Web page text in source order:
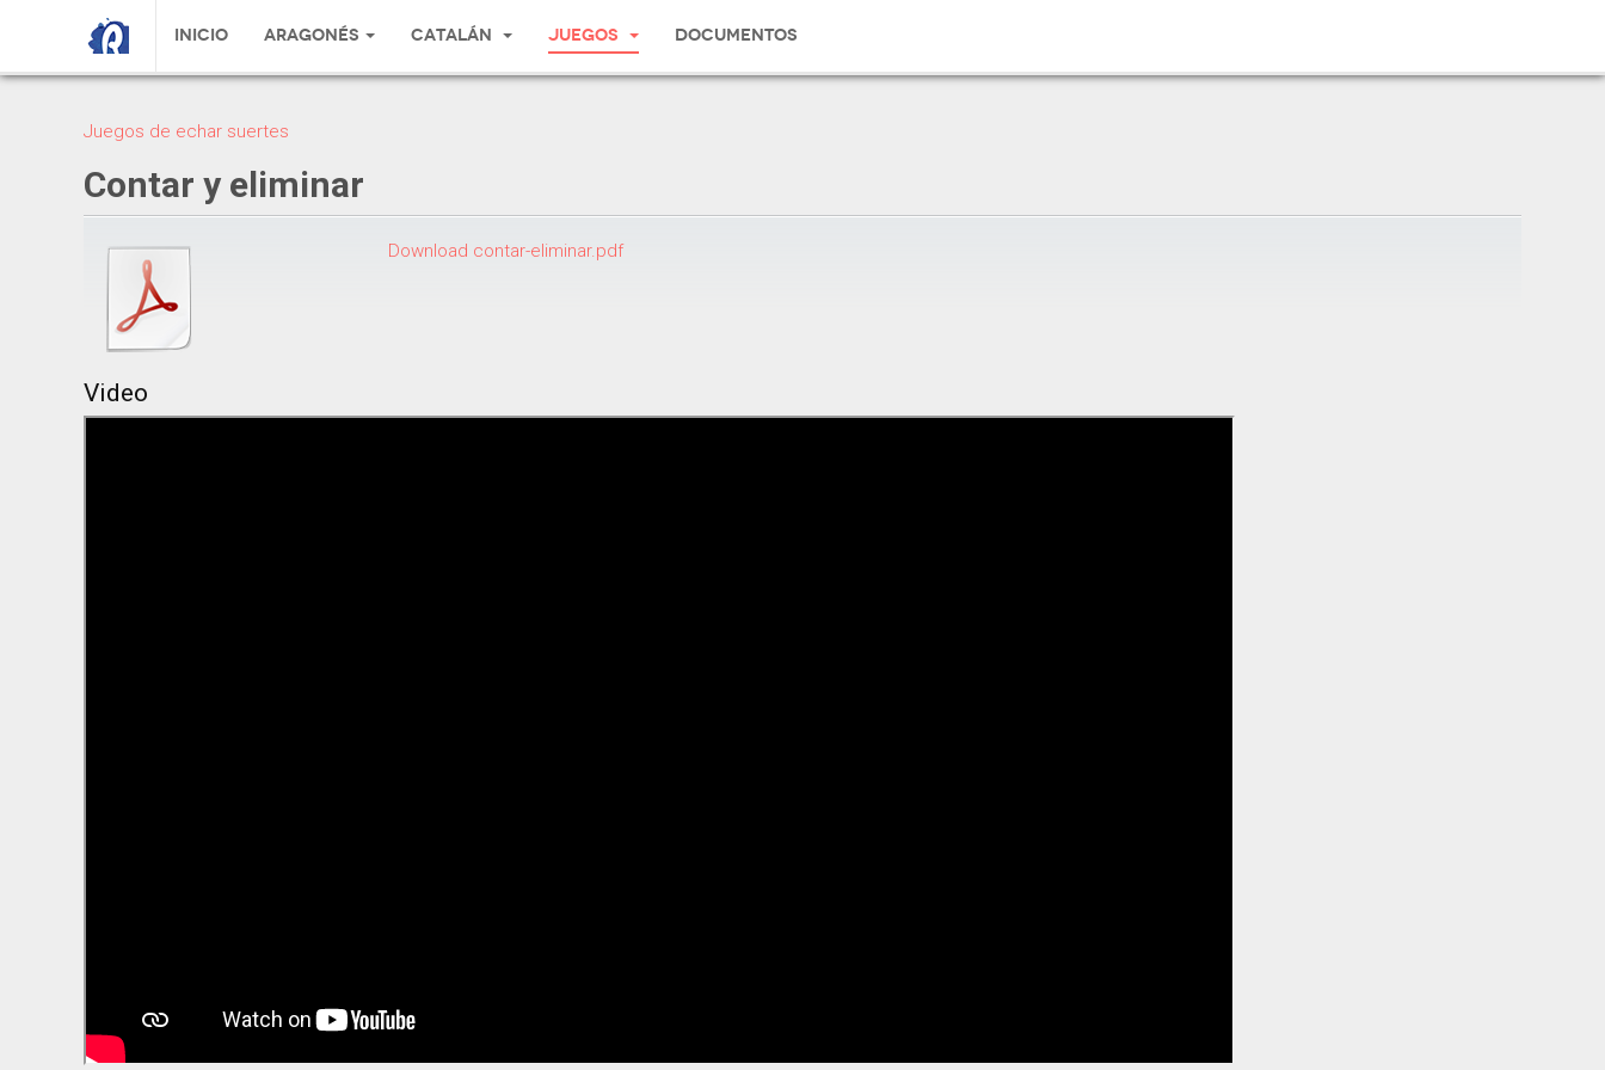
Inicio Aragonés Catalán Juegos Documentos
Juegos de echar suertes
Contar y eliminar
Download contar-eliminar.pdf
Video